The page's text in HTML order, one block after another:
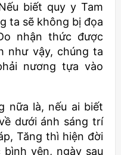
biết quy y Tam
ta sẽ không bị đọa
nhận thức được
như vậy, chúng ta
nương tựa vào
nữa là, nếu ai biết
dưới ánh sáng trí
Tăng thì hiện đời
yên, ngày sau